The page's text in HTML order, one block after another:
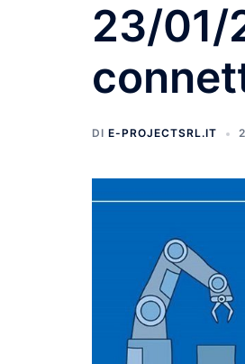
23/01/
DI E-PROJECTSRL.IT